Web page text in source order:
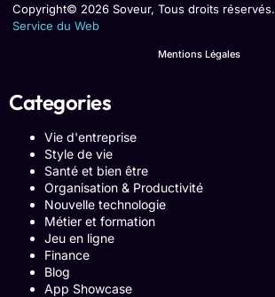
Copyright© 2026 Soveur, Tous droits réservés.
Service du Web
Mentions Légales
Categories
Vie d'entreprise
Style de vie
Santé et bien être
Organisation & Productivité
Nouvelle technologie
Métier et formation
Jeu en ligne
Finance
Blog
App Showcase